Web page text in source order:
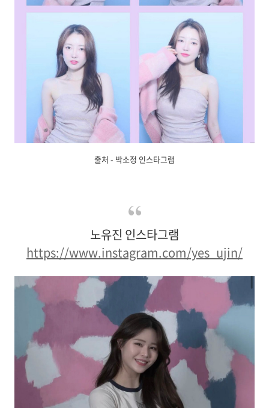
출처 - 박소정 인스타그램
노유진 인스타그램
https://www.instagram.com/yes_ujin/